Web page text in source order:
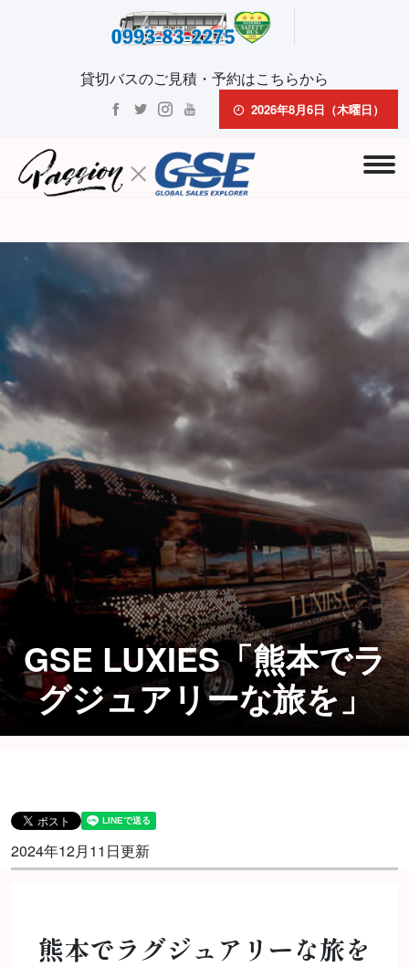
貸切バスのご見積・予約はこちらから
2026年8月6日（木曜日）
GSE LUXIES「熊本でラ
グジュアリーな旅を」
2024年12月11日更新
熊本でラグジュアリーな旅を